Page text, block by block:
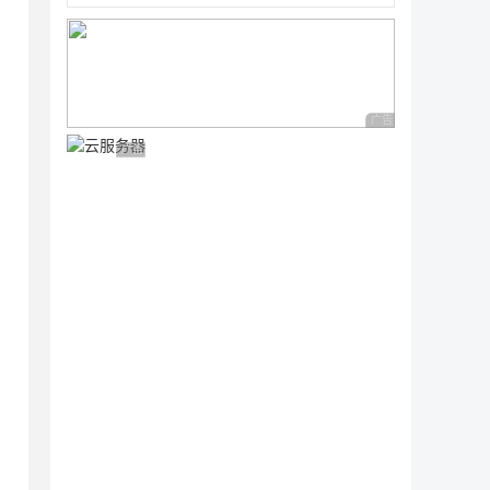
广告 商业广告，理性
广告 商业广告，理性选择